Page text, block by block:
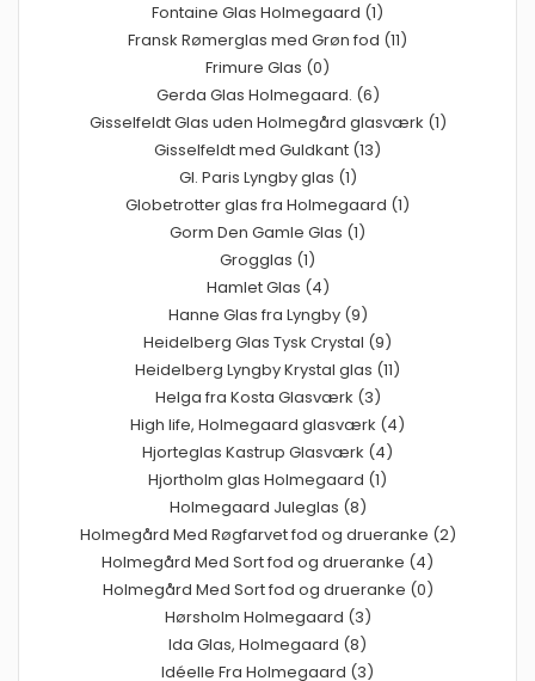
Fontaine Glas Holmegaard (1)
Fransk Rømerglas med Grøn fod (11)
Frimure Glas (0)
Gerda Glas Holmegaard. (6)
Gisselfeldt Glas uden Holmegård glasværk (1)
Gisselfeldt med Guldkant (13)
Gl. Paris Lyngby glas (1)
Globetrotter glas fra Holmegaard (1)
Gorm Den Gamle Glas (1)
Grogglas (1)
Hamlet Glas (4)
Hanne Glas fra Lyngby (9)
Heidelberg Glas Tysk Crystal (9)
Heidelberg Lyngby Krystal glas (11)
Helga fra Kosta Glasværk (3)
High life, Holmegaard glasværk (4)
Hjorteglas Kastrup Glasværk (4)
Hjortholm glas Holmegaard (1)
Holmegaard Juleglas (8)
Holmegård Med Røgfarvet fod og drueranke (2)
Holmegård Med Sort fod og drueranke (4)
Holmegård Med Sort fod og drueranke (0)
Hørsholm Holmegaard (3)
Ida Glas, Holmegaard (8)
Idéelle Fra Holmegaard (3)